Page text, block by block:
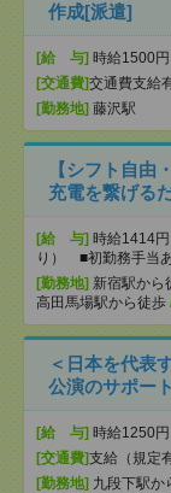
作成[派遣]
[給 与] 時給1500円
[交通費]交通費支給
[勤務地] 藤沢駅
【シフト自由
充電を繋げる
[給 与] 時給1414
り） ■初勤務手当
[勤務地] 新宿駅から
高田馬場駅から徒歩
＜日本を代表
公演のサポー
[給 与] 時給1250円
[交通費]支給（規定
[勤務地] 九段下駅か